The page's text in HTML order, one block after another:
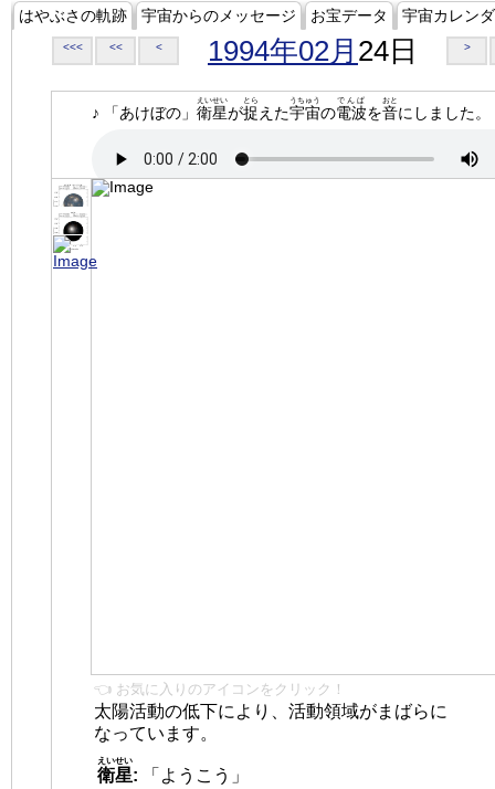
はやぶさの軌跡 宇宙からのメッセージ お宝データ 宇宙カレン
<<< << < 1994年02月 24日 >
♪ 「あけぼの」 衛星
えいせい
が捉
とら
えた宇宙
うちゅう
の電波
でんぱ
を音
おと
にしました。
👈 お気に入りのアイコンをクリック！
太陽活動の低下により、活動領域がまばらに
なっています。
衛星
えいせい
:
「ようこう」